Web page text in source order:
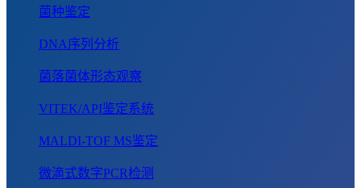
菌种鉴定
DNA序列分析
菌落菌体形态观察
VITEK/API鉴定系统
MALDI-TOF MS鉴定
微滴式数字PCR检测